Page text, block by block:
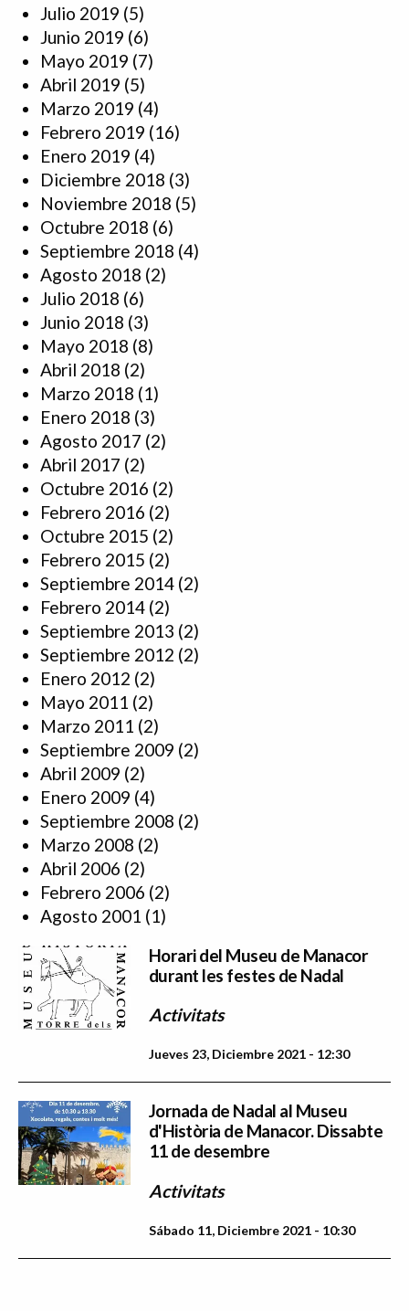
Julio 2019 (5)
Junio 2019 (6)
Mayo 2019 (7)
Abril 2019 (5)
Marzo 2019 (4)
Febrero 2019 (16)
Enero 2019 (4)
Diciembre 2018 (3)
Noviembre 2018 (5)
Octubre 2018 (6)
Septiembre 2018 (4)
Agosto 2018 (2)
Julio 2018 (6)
Junio 2018 (3)
Mayo 2018 (8)
Abril 2018 (2)
Marzo 2018 (1)
Enero 2018 (3)
Agosto 2017 (2)
Abril 2017 (2)
Octubre 2016 (2)
Febrero 2016 (2)
Octubre 2015 (2)
Febrero 2015 (2)
Septiembre 2014 (2)
Febrero 2014 (2)
Septiembre 2013 (2)
Septiembre 2012 (2)
Enero 2012 (2)
Mayo 2011 (2)
Marzo 2011 (2)
Septiembre 2009 (2)
Abril 2009 (2)
Enero 2009 (4)
Septiembre 2008 (2)
Marzo 2008 (2)
Abril 2006 (2)
Febrero 2006 (2)
Agosto 2001 (1)
Horari del Museu de Manacor
durant les festes de Nadal
Activitats
Jueves 23, Diciembre 2021 - 12:30
Jornada de Nadal al Museu
d'Història de Manacor. Dissabte
11 de desembre
Activitats
Sábado 11, Diciembre 2021 - 10:30